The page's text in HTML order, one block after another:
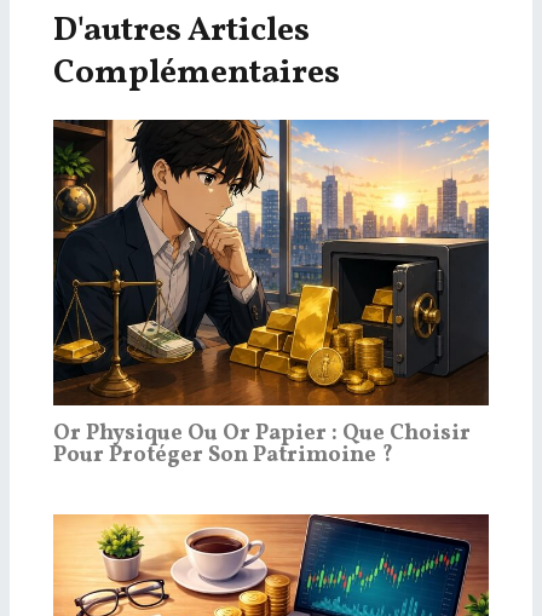
D'autres Articles
Complémentaires
Or Physique Ou Or Papier : Que Choisir
Pour Protéger Son Patrimoine ?